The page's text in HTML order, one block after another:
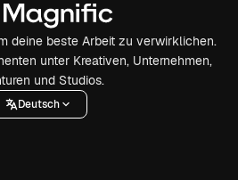
deine beste Arbeit zu verwirklichen.
unter Kreativen, Unternehmen,
und Studios.
Deutsch